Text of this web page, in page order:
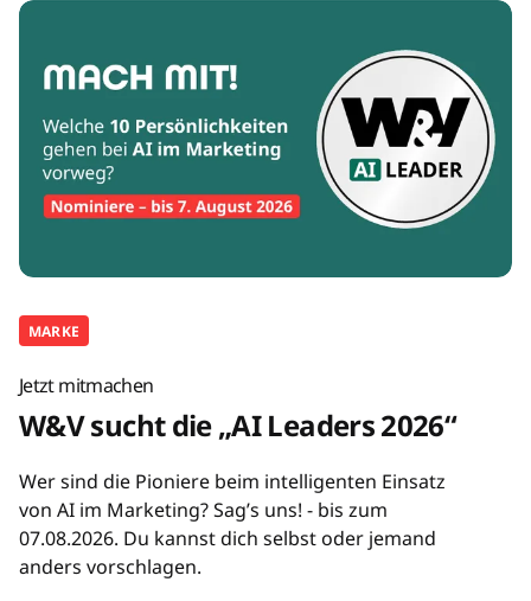
MARKE
Jetzt mitmachen
W&V sucht die „AI Leaders 2026“
Wer sind die Pioniere beim intelligenten Einsatz
von AI im Marketing? Sag’s uns! - bis zum
07.08.2026. Du kannst dich selbst oder jemand
anders vorschlagen.